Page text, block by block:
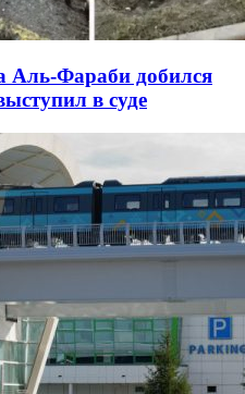
Аль-Фараби добился
в суде